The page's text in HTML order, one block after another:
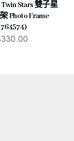
Stars 雙子星
Photo Frame
330.00